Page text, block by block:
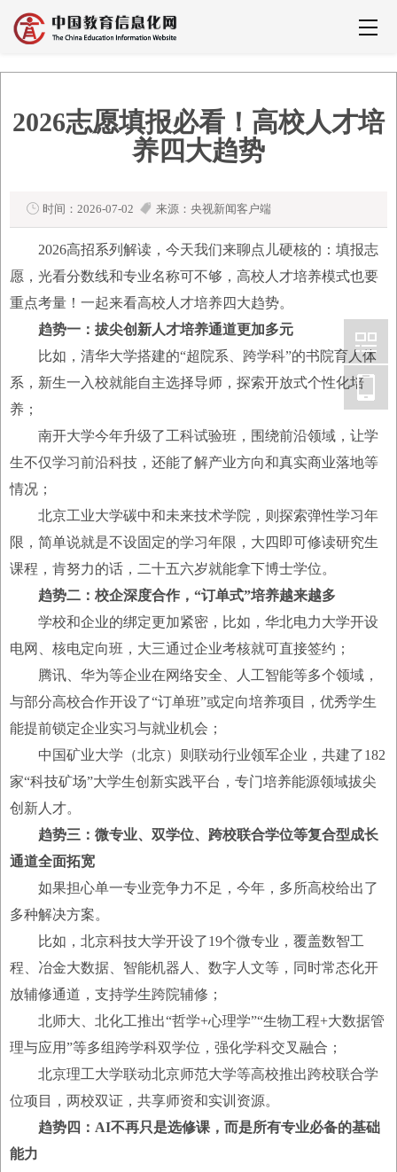
2026志愿填报必看！高校人才培
养四大趋势
时间：2026-07-02 来源：央视新闻客户端
2026高招系列解读，今天我们来聊点儿硬核的：填报志
愿，光看分数线和专业名称可不够，高校人才培养模式也要
重点考量！一起来看高校人才培养四大趋势。
趋势一：拔尖创新人才培养通道更加多元
比如，清华大学搭建的“超院系、跨学科”的书院育人体
系，新生一入校就能自主选择导师，探索开放式个性化培
养；
南开大学今年升级了工科试验班，围绕前沿领域，让学
生不仅学习前沿科技，还能了解产业方向和真实商业落地等
情况；
北京工业大学碳中和未来技术学院，则探索弹性学习年
限，简单说就是不设固定的学习年限，大四即可修读研究生
课程，肯努力的话，二十五六岁就能拿下博士学位。
趋势二：校企深度合作，“订单式”培养越来越多
学校和企业的绑定更加紧密，比如，华北电力大学开设
电网、核电定向班，大三通过企业考核就可直接签约；
腾讯、华为等企业在网络安全、人工智能等多个领域，
与部分高校合作开设了“订单班”或定向培养项目，优秀学生
能提前锁定企业实习与就业机会；
中国矿业大学（北京）则联动行业领军企业，共建了182
家“科技矿场”大学生创新实践平台，专门培养能源领域拔尖
创新人才。
趋势三：微专业、双学位、跨校联合学位等复合型成长
通道全面拓宽
如果担心单一专业竞争力不足，今年，多所高校给出了
多种解决方案。
比如，北京科技大学开设了19个微专业，覆盖数智工
程、冶金大数据、智能机器人、数字人文等，同时常态化开
放辅修通道，支持学生跨院辅修；
北师大、北化工推出“哲学+心理学”“生物工程+大数据管
理与应用”等多组跨学科双学位，强化学科交叉融合；
北京理工大学联动北京师范大学等高校推出跨校联合学
位项目，两校双证，共享师资和实训资源。
趋势四：AI不再只是选修课，而是所有专业必备的基础
能力